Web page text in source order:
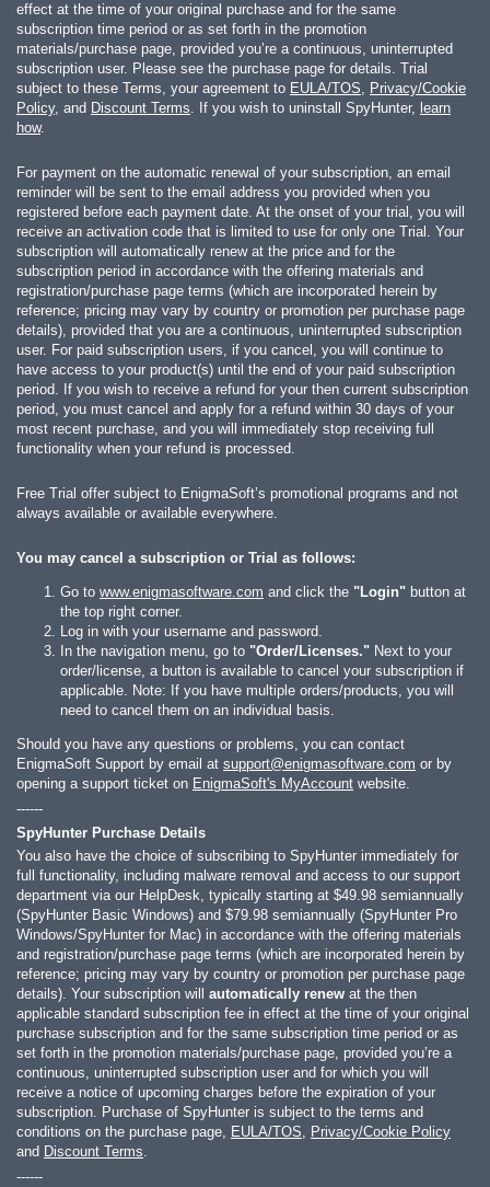
effect at the time of your original purchase and for the same
subscription time period or as set forth in the promotion
materials/purchase page, provided you’re a continuous, uninterrupted
subscription user. Please see the purchase page for details. Trial
subject to these Terms, your agreement to EULA/TOS, Privacy/Cookie
Policy, and Discount Terms. If you wish to uninstall SpyHunter, learn
how.
For payment on the automatic renewal of your subscription, an email
reminder will be sent to the email address you provided when you
registered before each payment date. At the onset of your trial, you will
receive an activation code that is limited to use for only one Trial. Your
subscription will automatically renew at the price and for the
subscription period in accordance with the offering materials and
registration/purchase page terms (which are incorporated herein by
reference; pricing may vary by country or promotion per purchase page
details), provided that you are a continuous, uninterrupted subscription
user. For paid subscription users, if you cancel, you will continue to
have access to your product(s) until the end of your paid subscription
period. If you wish to receive a refund for your then current subscription
period, you must cancel and apply for a refund within 30 days of your
most recent purchase, and you will immediately stop receiving full
functionality when your refund is processed.
Free Trial offer subject to EnigmaSoft’s promotional programs and not
always available or available everywhere.
You may cancel a subscription or Trial as follows:
Go to www.enigmasoftware.com and click the "Login" button at
the top right corner.
Log in with your username and password.
In the navigation menu, go to "Order/Licenses." Next to your
order/license, a button is available to cancel your subscription if
applicable. Note: If you have multiple orders/products, you will
need to cancel them on an individual basis.
Should you have any questions or problems, you can contact
EnigmaSoft Support by email at support@enigmasoftware.com or by
opening a support ticket on EnigmaSoft's MyAccount website.
------
SpyHunter Purchase Details
You also have the choice of subscribing to SpyHunter immediately for
full functionality, including malware removal and access to our support
department via our HelpDesk, typically starting at $49.98 semiannually
(SpyHunter Basic Windows) and $79.98 semiannually (SpyHunter Pro
Windows/SpyHunter for Mac) in accordance with the offering materials
and registration/purchase page terms (which are incorporated herein by
reference; pricing may vary by country or promotion per purchase page
details). Your subscription will automatically renew at the then
applicable standard subscription fee in effect at the time of your original
purchase subscription and for the same subscription time period or as
set forth in the promotion materials/purchase page, provided you’re a
continuous, uninterrupted subscription user and for which you will
receive a notice of upcoming charges before the expiration of your
subscription. Purchase of SpyHunter is subject to the terms and
conditions on the purchase page, EULA/TOS, Privacy/Cookie Policy
and Discount Terms.
------